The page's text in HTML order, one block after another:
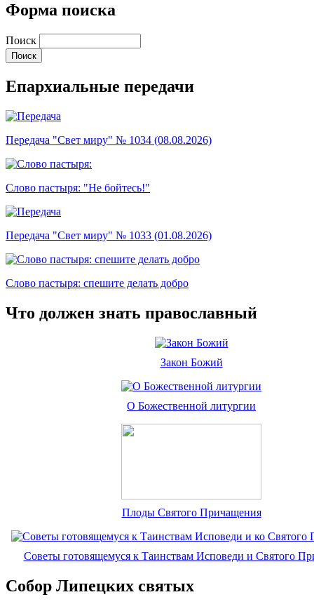
Форма поиска
Поиск
Епархиальные передачи
Передача "Свет миру" № 1034 (08.08.2026)
Слово пастыря: "Не бойтесь!"
Передача "Свет миру" № 1033 (01.08.2026)
Слово пастыря: спешите делать добро
Что должен знать православный
Закон Божий
О Божественной литургии
Плоды Святого Причащения
Советы готовящемуся к Таинствам Исповеди и Святого
Собор Липецких святых